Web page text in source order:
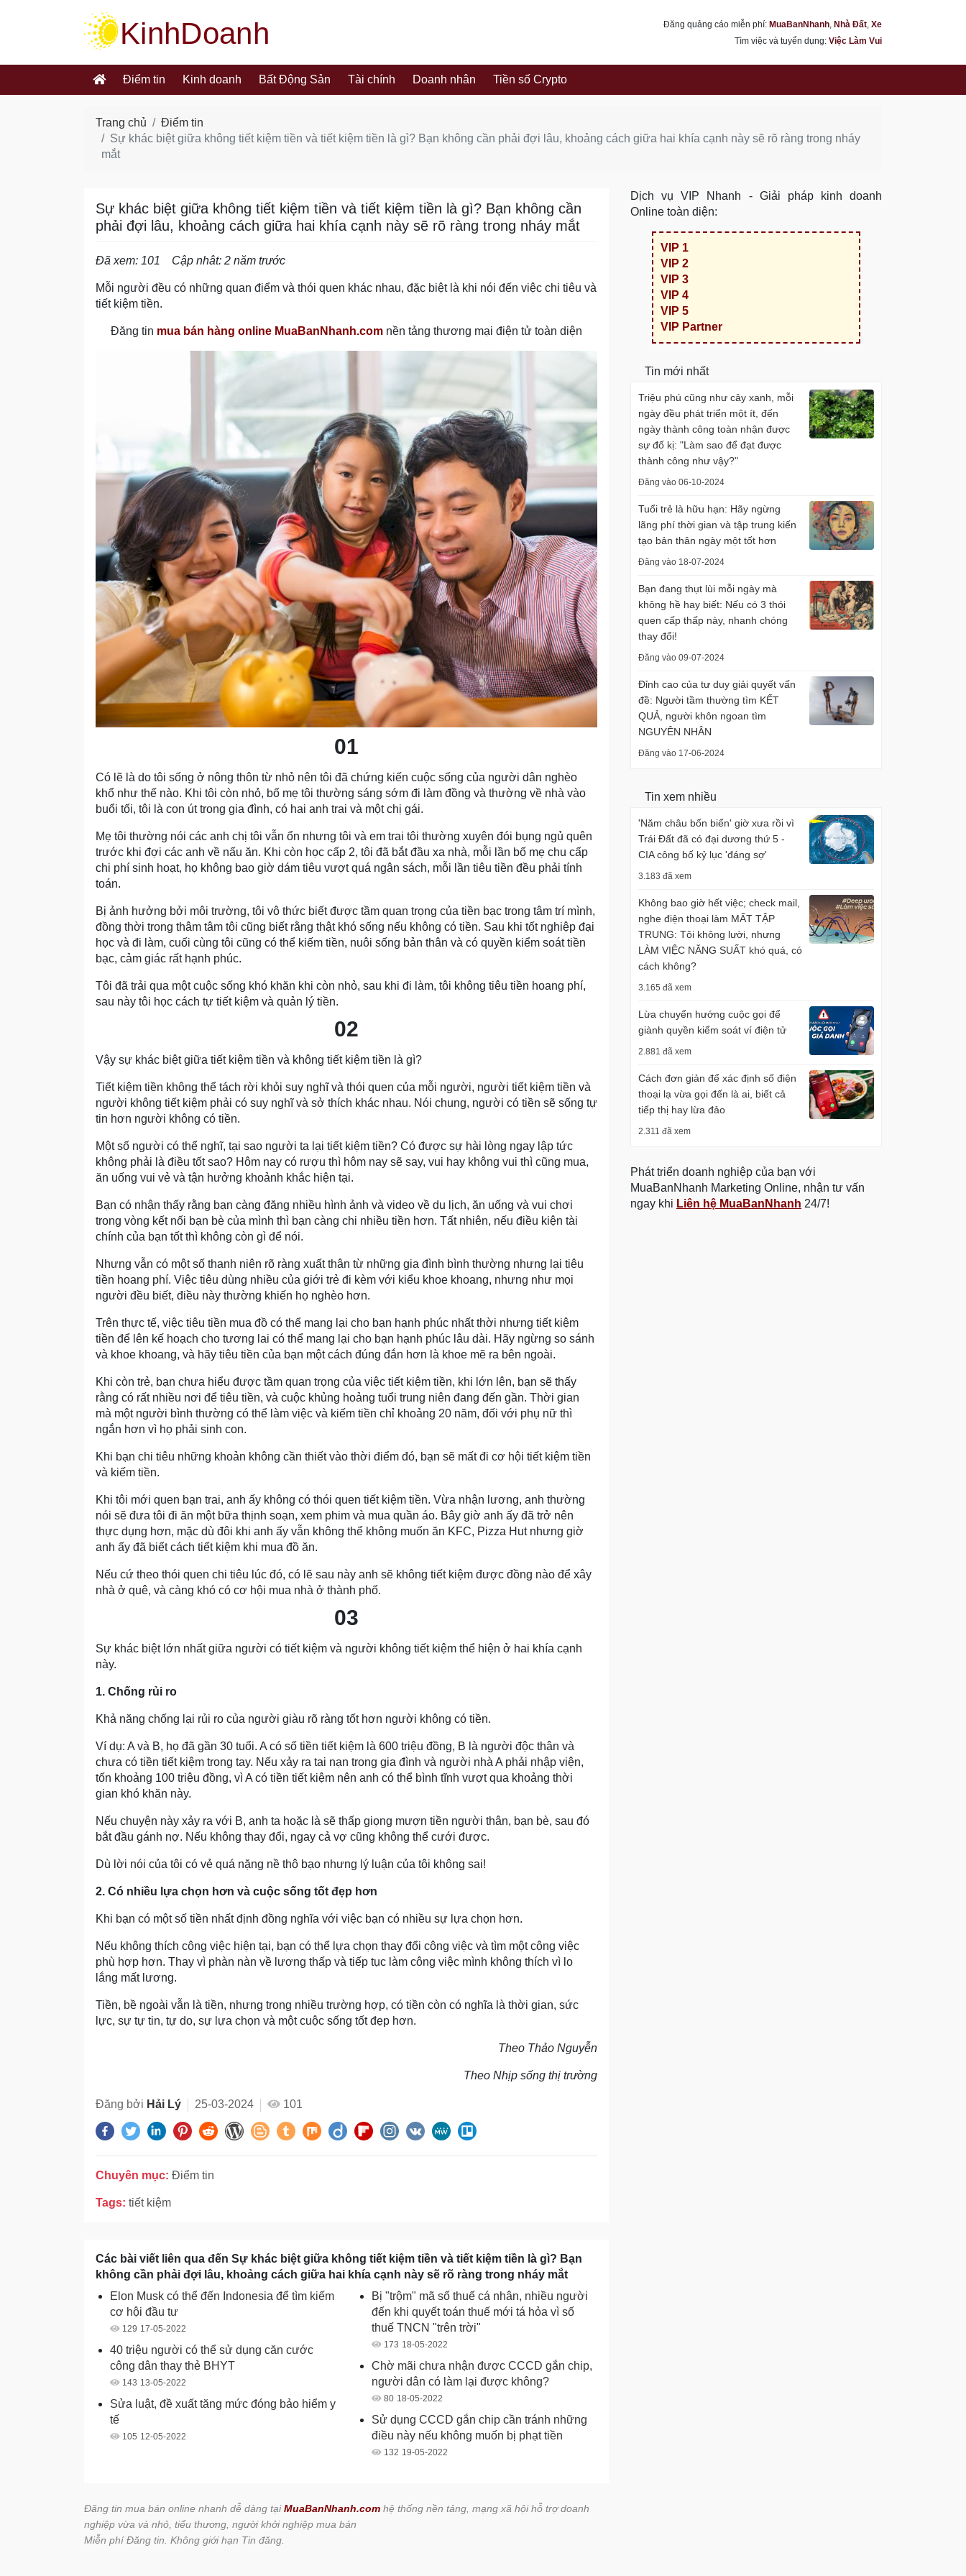
kinhdoanh.muabannhanh.com
Đăng quảng cáo miễn phí: MuaBanNhanh, Nhà Đất, Xe
Tìm việc và tuyển dụng: Việc Làm Vui
Điểm tin Kinh doanh Bất Động Sản Tài chính Doanh nhân Tiền số Crypto
Trang chủ
Điểm tin
Sự khác biệt giữa không tiết kiệm tiền và tiết kiệm tiền là gì? Bạn không cần phải đợi lâu, khoảng cách giữa hai khía cạnh này sẽ rõ ràng trong nháy
mắt
Sự khác biệt giữa không tiết kiệm tiền và tiết kiệm tiền là gì? Bạn không cần
phải đợi lâu, khoảng cách giữa hai khía cạnh này sẽ rõ ràng trong nháy mắt
Đã xem: 101 Cập nhât: 2 năm trước
Mỗi người đều có những quan điểm và thói quen khác nhau, đặc biệt là khi nói đến việc chi tiêu và
tiết kiệm tiền.
Đăng tin mua bán hàng online MuaBanNhanh.com nền tảng thương mại điện tử toàn diện
01
Có lẽ là do tôi sống ở nông thôn từ nhỏ nên tôi đã chứng kiến cuộc sống của người dân nghèo
khổ như thế nào. Khi tôi còn nhỏ, bố mẹ tôi thường sáng sớm đi làm đồng và thường về nhà vào
buổi tối, tôi là con út trong gia đình, có hai anh trai và một chị gái.
Mẹ tôi thường nói các anh chị tôi vẫn ổn nhưng tôi và em trai tôi thường xuyên đói bụng ngủ quên
trước khi đợi các anh về nấu ăn. Khi còn học cấp 2, tôi đã bắt đầu xa nhà, mỗi lần bố mẹ chu cấp
chi phí sinh hoạt, họ không bao giờ dám tiêu vượt quá ngân sách, mỗi lần tiêu tiền đều phải tính
toán.
Bị ảnh hưởng bởi môi trường, tôi vô thức biết được tầm quan trọng của tiền bạc trong tâm trí mình,
đồng thời trong thâm tâm tôi cũng biết rằng thật khó sống nếu không có tiền. Sau khi tốt nghiệp đại
học và đi làm, cuối cùng tôi cũng có thể kiếm tiền, nuôi sống bản thân và có quyền kiểm soát tiền
bạc, cảm giác rất hạnh phúc.
Tôi đã trải qua một cuộc sống khó khăn khi còn nhỏ, sau khi đi làm, tôi không tiêu tiền hoang phí,
sau này tôi học cách tự tiết kiệm và quản lý tiền.
02
Vậy sự khác biệt giữa tiết kiệm tiền và không tiết kiệm tiền là gì?
Tiết kiệm tiền không thể tách rời khỏi suy nghĩ và thói quen của mỗi người, người tiết kiệm tiền và
người không tiết kiệm phải có suy nghĩ và sở thích khác nhau. Nói chung, người có tiền sẽ sống tự
tin hơn người không có tiền.
Một số người có thể nghĩ, tại sao người ta lại tiết kiệm tiền? Có được sự hài lòng ngay lập tức
không phải là điều tốt sao? Hôm nay có rượu thì hôm nay sẽ say, vui hay không vui thì cũng mua,
ăn uống vui vẻ và tận hưởng khoảnh khắc hiện tại.
Bạn có nhận thấy rằng bạn càng đăng nhiều hình ảnh và video về du lịch, ăn uống và vui chơi
trong vòng kết nối bạn bè của mình thì bạn càng chi nhiều tiền hơn. Tất nhiên, nếu điều kiện tài
chính của bạn tốt thì không còn gì để nói.
Nhưng vẫn có một số thanh niên rõ ràng xuất thân từ những gia đình bình thường nhưng lại tiêu
tiền hoang phí. Việc tiêu dùng nhiều của giới trẻ đi kèm với kiểu khoe khoang, nhưng như mọi
người đều biết, điều này thường khiến họ nghèo hơn.
Trên thực tế, việc tiêu tiền mua đồ có thể mang lại cho bạn hạnh phúc nhất thời nhưng tiết kiệm
tiền để lên kế hoạch cho tương lai có thể mang lại cho bạn hạnh phúc lâu dài. Hãy ngừng so sánh
và khoe khoang, và hãy tiêu tiền của bạn một cách đúng đắn hơn là khoe mẽ ra bên ngoài.
Khi còn trẻ, bạn chưa hiểu được tầm quan trọng của việc tiết kiệm tiền, khi lớn lên, bạn sẽ thấy
rằng có rất nhiều nơi để tiêu tiền, và cuộc khủng hoảng tuổi trung niên đang đến gần. Thời gian
mà một người bình thường có thể làm việc và kiếm tiền chỉ khoảng 20 năm, đối với phụ nữ thì
ngắn hơn vì họ phải sinh con.
Khi bạn chi tiêu những khoản không cần thiết vào thời điểm đó, bạn sẽ mất đi cơ hội tiết kiệm tiền
và kiếm tiền.
Khi tôi mới quen bạn trai, anh ấy không có thói quen tiết kiệm tiền. Vừa nhận lương, anh thường
nói sẽ đưa tôi đi ăn một bữa thịnh soạn, xem phim và mua quần áo. Bây giờ anh ấy đã trở nên
thực dụng hơn, mặc dù đôi khi anh ấy vẫn không thể không muốn ăn KFC, Pizza Hut nhưng giờ
anh ấy đã biết cách tiết kiệm khi mua đồ ăn.
Nếu cứ theo thói quen chi tiêu lúc đó, có lẽ sau này anh sẽ không tiết kiệm được đồng nào để xây
nhà ở quê, và càng khó có cơ hội mua nhà ở thành phố.
03
Sự khác biệt lớn nhất giữa người có tiết kiệm và người không tiết kiệm thể hiện ở hai khía cạnh
này.
1. Chống rủi ro
Khả năng chống lại rủi ro của người giàu rõ ràng tốt hơn người không có tiền.
Ví dụ: A và B, họ đã gần 30 tuổi. A có số tiền tiết kiệm là 600 triệu đồng, B là người độc thân và
chưa có tiền tiết kiệm trong tay. Nếu xảy ra tai nạn trong gia đình và người nhà A phải nhập viện,
tốn khoảng 100 triệu đồng, vì A có tiền tiết kiệm nên anh có thể bình tĩnh vượt qua khoảng thời
gian khó khăn này.
Nếu chuyện này xảy ra với B, anh ta hoặc là sẽ thấp giọng mượn tiền người thân, bạn bè, sau đó
bắt đầu gánh nợ. Nếu không thay đổi, ngay cả vợ cũng không thể cưới được.
Dù lời nói của tôi có vẻ quá nặng nề thô bạo nhưng lý luận của tôi không sai!
2. Có nhiều lựa chọn hơn và cuộc sống tốt đẹp hơn
Khi bạn có một số tiền nhất định đồng nghĩa với việc bạn có nhiều sự lựa chọn hơn.
Nếu không thích công việc hiện tại, bạn có thể lựa chọn thay đổi công việc và tìm một công việc
phù hợp hơn. Thay vì phàn nàn về lương thấp và tiếp tục làm công việc mình không thích vì lo
lắng mất lương.
Tiền, bề ngoài vẫn là tiền, nhưng trong nhiều trường hợp, có tiền còn có nghĩa là thời gian, sức
lực, sự tự tin, tự do, sự lựa chọn và một cuộc sống tốt đẹp hơn.
Theo Thảo Nguyễn
Theo Nhịp sống thị trường
Đăng bởi Hải Lý 25-03-2024 101
Chuyên mục: Điểm tin
Tags: tiết kiệm
Các bài viết liên qua đến Sự khác biệt giữa không tiết kiệm tiền và tiết kiệm tiền là gì? Bạn
không cần phải đợi lâu, khoảng cách giữa hai khía cạnh này sẽ rõ ràng trong nháy mắt
Elon Musk có thể đến Indonesia để tìm kiếm
cơ hội đầu tư
129 17-05-2022
40 triệu người có thể sử dụng căn cước
công dân thay thẻ BHYT
143 13-05-2022
Sửa luật, đề xuất tăng mức đóng bảo hiểm y
tế
105 12-05-2022
Bị "trộm" mã số thuế cá nhân, nhiều người
đến khi quyết toán thuế mới tá hỏa vì số
thuế TNCN "trên trời"
173 18-05-2022
Chờ mãi chưa nhận được CCCD gắn chip,
người dân có làm lại được không?
80 18-05-2022
Sử dụng CCCD gắn chip cần tránh những
điều này nếu không muốn bị phạt tiền
132 19-05-2022
Đăng tin mua bán online nhanh dễ dàng tạiMuaBanNhanh.com hệ thống nền tảng, mạng xã hội hỗ trợ doanh
nghiệp vừa và nhỏ, tiểu thương, người khởi nghiệp mua bán
Miễn phí Đăng tin. Không giới hạn Tin đăng.
Dịch vụ VIP Nhanh - Giải pháp kinh doanh
Online toàn diện:
VIP 1
VIP 2
VIP 3
VIP 4
VIP 5
VIP Partner
Tin mới nhất
Triệu phú cũng như cây xanh, mỗi
ngày đều phát triển một ít, đến
ngày thành công toàn nhận được
sự đố kị: "Làm sao để đạt được
thành công như vậy?"
Đăng vào 06-10-2024
Tuổi trẻ là hữu hạn: Hãy ngừng
lãng phí thời gian và tập trung kiến
tạo bản thân ngày một tốt hơn
Đăng vào 18-07-2024
Bạn đang thụt lùi mỗi ngày mà
không hề hay biết: Nếu có 3 thói
quen cấp thấp này, nhanh chóng
thay đổi!
Đăng vào 09-07-2024
Đỉnh cao của tư duy giải quyết vấn
đề: Người tầm thường tìm KẾT
QUẢ, người khôn ngoan tìm
NGUYÊN NHÂN
Đăng vào 17-06-2024
Tin xem nhiều
'Năm châu bốn biển' giờ xưa rồi vì
Trái Đất đã có đại dương thứ 5 -
CIA công bố kỷ lục 'đáng sợ'
3.183 đã xem
Không bao giờ hết việc; check mail,
nghe điện thoại làm MẤT TẬP
TRUNG: Tôi không lười, nhưng
LÀM VIỆC NĂNG SUẤT khó quá, có
cách không?
3.165 đã xem
Lừa chuyển hướng cuộc gọi để
giành quyền kiểm soát ví điện tử
2.881 đã xem
Cách đơn giản để xác định số điện
thoại lạ vừa gọi đến là ai, biết cả
tiếp thị hay lừa đảo
2.311 đã xem
Phát triển doanh nghiệp của bạn với
MuaBanNhanh Marketing Online, nhận tư vấn
ngay khi Liên hệ MuaBanNhanh 24/7!